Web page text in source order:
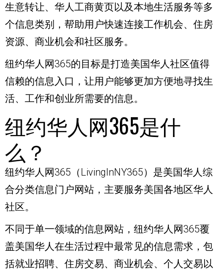
生意转让、华人工商黄页以及本地生活服务等多
个信息类别，帮助用户快速连接工作机会、住房
资源、商业机会和社区服务。
纽约华人网365的目标是打造美国华人社区值得
信赖的信息入口，让用户能够更加方便地寻找生
活、工作和创业所需要的信息。
纽约华人网365是什
么？
纽约华人网365（LivingInNY365）是美国华人综
合分类信息门户网站，主要服务美国各地区华人
社区。
不同于单一领域的信息网站，纽约华人网365覆
盖美国华人在生活过程中最常见的信息需求，包
括就业招聘、住房交易、商业机会、个人交易以